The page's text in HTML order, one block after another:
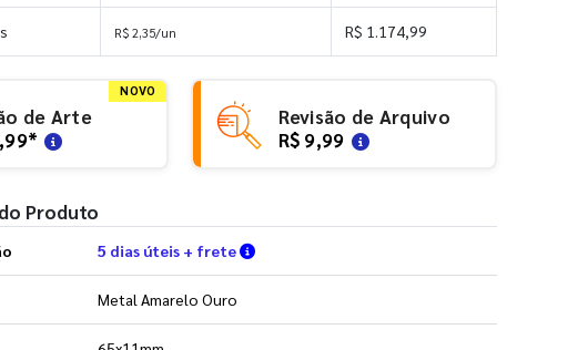
R$ 2,35/un R$ 1.174,99
NOVO
de Arte
*
Revisão de Arquivo
R$ 9,99
Produto
5 dias úteis + frete Verifique as condições de entrega
Metal Amarelo Ouro